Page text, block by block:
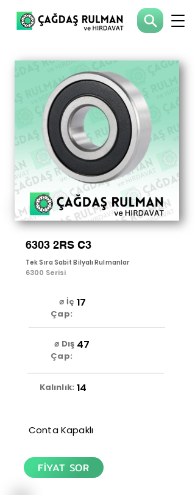
6303 2RS C3
Tek Sıra Sabit Bilyalı Rulmanlar
6300 Serisi
⌀ İç
Çap:
17
⌀ Dış
Çap:
47
Kalınlık: 14
Conta Kapaklı
FİYAT SOR